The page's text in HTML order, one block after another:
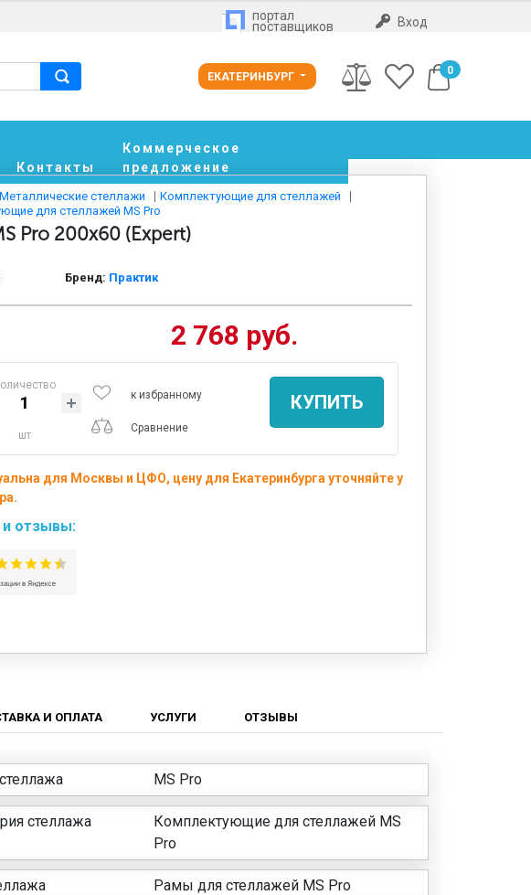
портал
поставщиков Вход
ЕКАТЕРИНБУРГ 0
Контакты
Коммерческое
предложение
Металлические стеллажи
Комплектующие для стеллажей
для стеллажей MS Pro
Pro 200х60 (Expert)
Бренд: Практик
2 768 руб.
шт
к избранному
Сравнение
КУПИТЬ
для Москвы и ЦФО, цену для Екатеринбурга уточняйте у
и отзывы:
И ОПЛАТА УСЛУГИ ОТЗЫВЫ
MS Pro
стеллажа
Комплектующие для стеллажей MS
Pro
Рамы для стеллажей MS Pro